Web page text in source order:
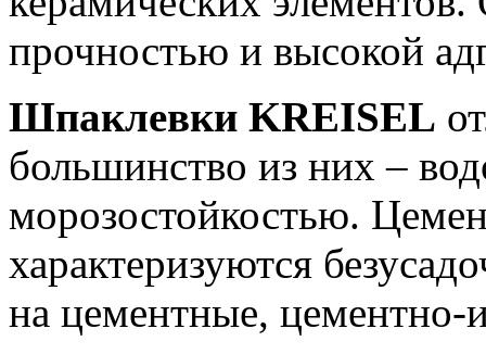
прочностью и высокой
Шпаклевки KREISEL
большинство из них –
морозостойкостью.
характеризуются
на цементные, цементно-